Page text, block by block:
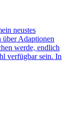
neustes
über Adaptionen
werde, endlich
verfügbar sein. In